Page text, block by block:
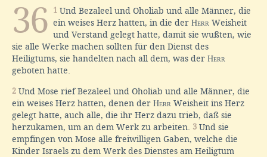
36 1 Und Bezaleel und Oholiab und alle Männer, die
ein weises Herz hatten, in die der Herr Weisheit
und Verstand gelegt hatte, damit sie wußten, wie
sie alle Werke machen sollten für den Dienst des
Heiligtums, sie handelten nach all dem, was der Herr
geboten hatte.
2 Und Mose rief Bezaleel und Oholiab und alle Männer, die
ein weises Herz hatten, denen der Herr Weisheit ins Herz
gelegt hatte, auch alle, die ihr Herz dazu trieb, daß sie
herzukamen, um an dem Werk zu arbeiten. 3 Und sie
empfingen von Mose alle freiwilligen Gaben, welche die
Kinder Israels zu dem Werk des Dienstes am Heiligtum